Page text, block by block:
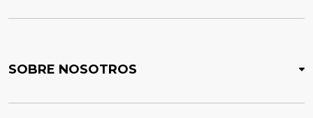
SOBRE NOSOTROS